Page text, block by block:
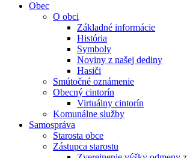
Obec
O obci
Základné informácie
História
Symboly
Noviny z našej dediny
Hasiči
Smútočné oznámenie
Obecný cintorín
Virtuálny cintorín
Komunálne služby
Samospráva
Starosta obce
Zástupca starostu